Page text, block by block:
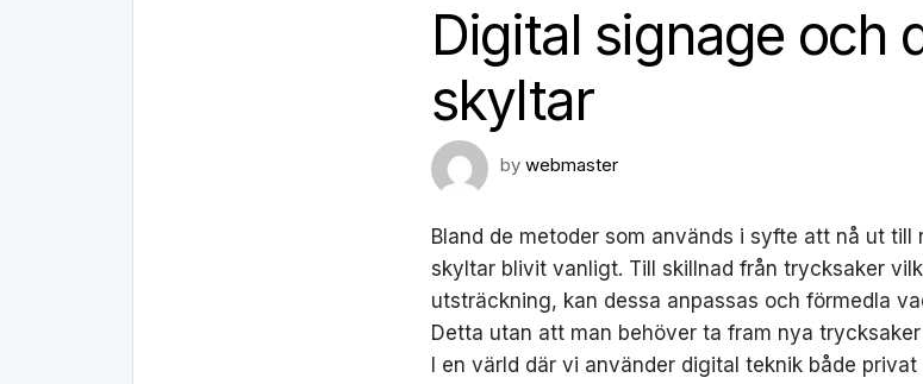
Digital signage och
skyltar
by webmaster
Bland de metoder som används i syfte att nå ut till
skyltar blivit vanligt. Till skillnad från trycksaker
utsträckning, kan dessa anpassas och förmedla
Detta utan att man behöver ta fram nya
I en värld där vi använder digital teknik både